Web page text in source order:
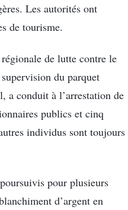
Les autorités ont
de tourisme.
de lutte contre le
du parquet
a conduit à l’arrestation de
publics et cinq
individus sont toujours
pour plusieurs
d’argent en